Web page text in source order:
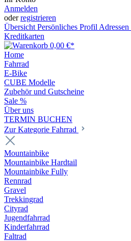
Anmelden
oderregistrieren
Übersicht Persönliches Profil Adressen
Kreditkarten
0,00 €*
Home
Fahrrad
E-Bike
CUBE Modelle
Zubehör und Gutscheine
Sale %
Über uns
TERMIN BUCHEN
Zur Kategorie Fahrrad
Mountainbike
Mountainbike Hardtail
Mountainbike Fully
Rennrad
Gravel
Trekkingrad
Cityrad
Jugendfahrrad
Kinderfahrrad
Faltrad